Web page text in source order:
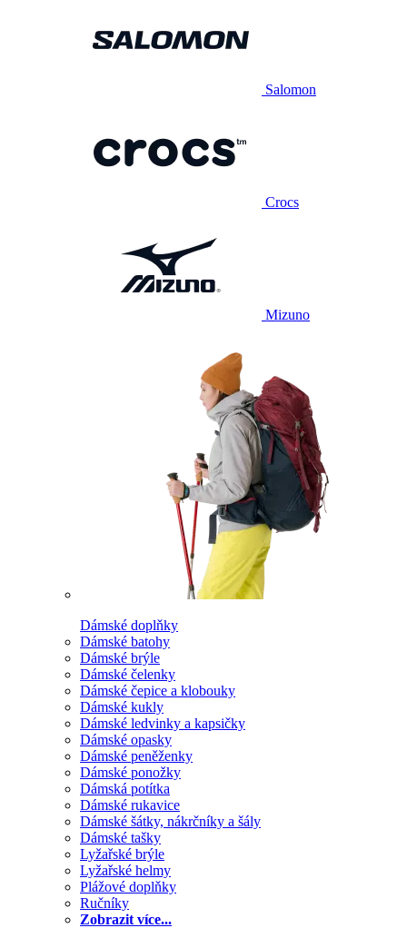
Salomon
Crocs
Mizuno
Dámské doplňky
Dámské batohy
Dámské brýle
Dámské čelenky
Dámské čepice a klobouky
Dámské kukly
Dámské ledvinky a kapsičky
Dámské opasky
Dámské peněženky
Dámské ponožky
Dámská potítka
Dámské rukavice
Dámské šátky, nákrčníky a šály
Dámské tašky
Lyžařské brýle
Lyžařské helmy
Plážové doplňky
Ručníky
Zobrazit více...